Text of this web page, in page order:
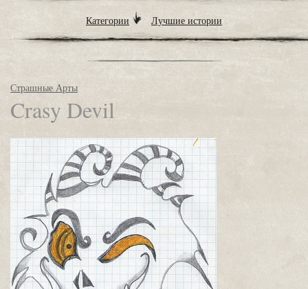
Категории Лучшие истории
Страшные Арты
Crasy Devil